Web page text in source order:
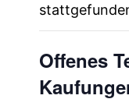
Offenes